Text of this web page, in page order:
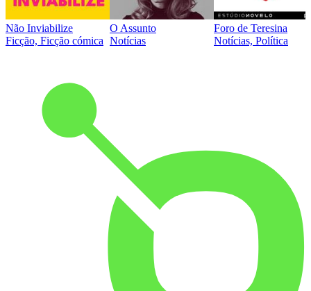
Não Inviabilize
Ficção, Ficção cómica
O Assunto
Notícias
Foro de Teresina
Notícias, Política